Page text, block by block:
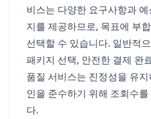
비스는 다양한 요구사항과
지를 제공하므로, 목표에 부
선택할 수 있습니다. 일반적
패키지 선택, 안전한 결제 완
품질 서비스는 진정성을 유
인을 준수하기 위해 조회수
다.